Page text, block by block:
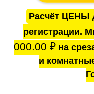
Расчёт ЦЕНЫ
регистрации.
000.00 ₽на
и